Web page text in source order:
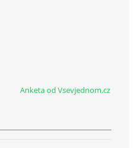
Anketa od Vsevjednom.cz